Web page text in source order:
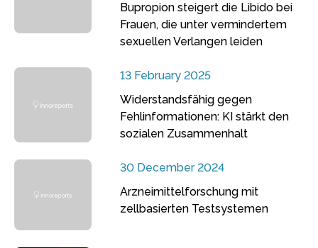
Bupropion steigert die Libido bei
Frauen, die unter vermindertem
sexuellen Verlangen leiden
13 February 2025
Widerstandsfähig gegen
Fehlinformationen: KI stärkt den
sozialen Zusammenhalt
30 December 2024
Arzneimittelforschung mit
zellbasierten Testsystemen